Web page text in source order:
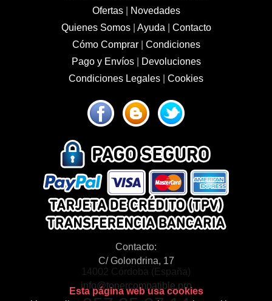
Ofertas|
Novedades
Quienes Somos| Ayuda
Contacto
Cómo Comprar| Condiciones
Pago y Envíos|
Devoluciones
Condiciones Legales
Cookies
Contacto:
C/ Golondrina, 17
14002 Córdoba (España)
info@tonercompatible.pro
Esta página web usa cookies